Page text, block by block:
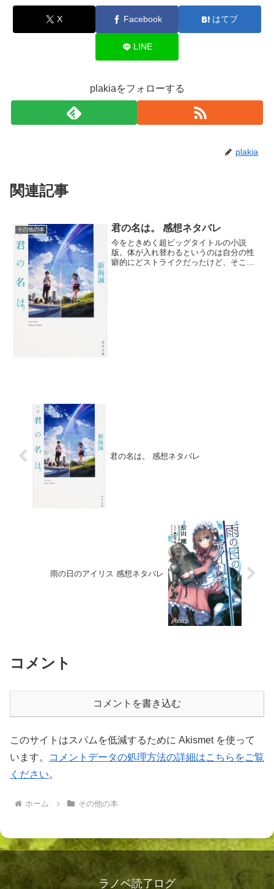
X Facebook はてブ
LINE
plakiaをフォローする
plakia
関連記事
その他の本 君の名は。 感想ネタバレ
今をときめく超ビッグタイトルの小説
版。体が入れ替わるというのは自分の性
癖的にどストライクだったけど、そこは
君の名は。 感想ネタバレ
雨の日のアイリス 感想ネタバレ
コメント
コメントを書き込む
このサイトはスパムを低減するために Akismet を使って
います。
コメントデータの処理方法の詳細はこちらをご覧
ください。
ホーム その他の本
ラノベ読了ログ